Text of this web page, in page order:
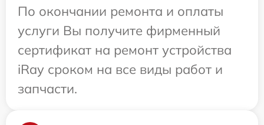
По окончании ремонта и оплаты
услуги Вы получите фирменный
сертификат на ремонт устройства
iRay сроком на все виды работ и
запчасти.